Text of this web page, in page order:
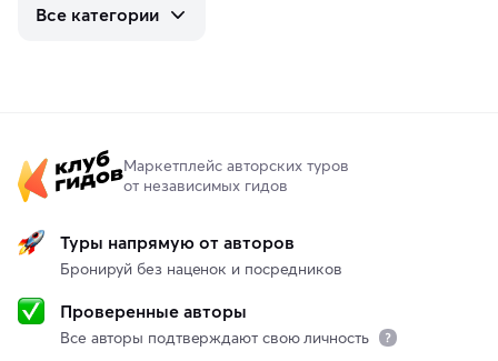
Все категории
Маркетплейс авторских туров
от независимых гидов
Туры напрямую от авторов
Бронируй без наценок и посредников
Проверенные авторы
Все авторы подтверждают свою личность